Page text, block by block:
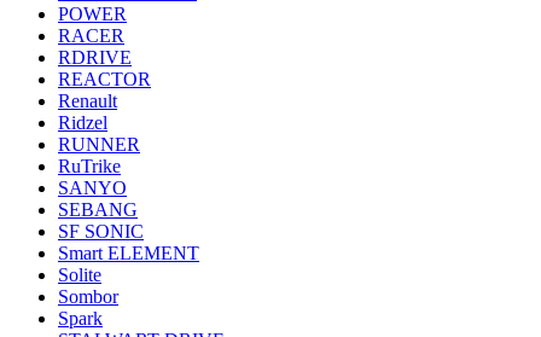
POWER
RACER
RDRIVE
REACTOR
Renault
Ridzel
RUNNER
RuTrike
SANYO
SEBANG
SF SONIC
Smart ELEMENT
Solite
Sombor
Spark